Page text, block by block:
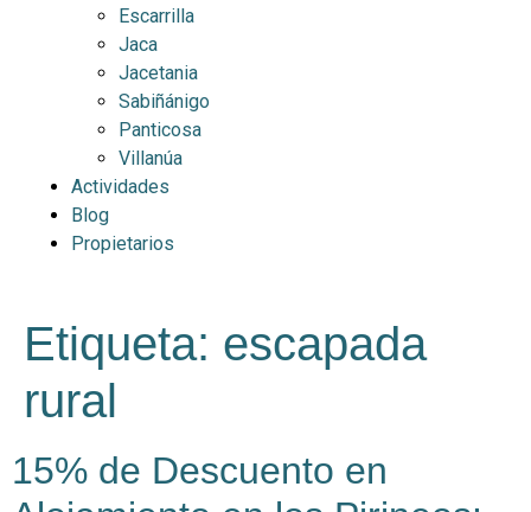
Escarrilla
Jaca
Jacetania
Sabiñánigo
Panticosa
Villanúa
Actividades
Blog
Propietarios
Etiqueta: escapada
rural
15% de Descuento en